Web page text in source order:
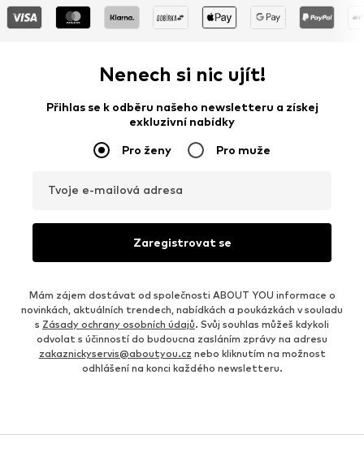
Nenech si nic ujít!
Přihlas se k odběru našeho newsletteru a získej
exkluzivní nabídky
Pro ženy Pro muže
Tvoje e-mailová adresa
Zaregistrovat se
Mám zájem dostávat od společnosti ABOUT YOU informace o
novinkách, aktuálních trendech, nabídkách a poukázkách v souladu
s Zásady ochrany osobních údajů. Svůj souhlas můžeš kdykoli
odvolat s účinností do budoucna zasláním zprávy na adresu
zakaznickyservis@aboutyou.cz nebo kliknutím na možnost
odhlášení na konci každého newsletteru.